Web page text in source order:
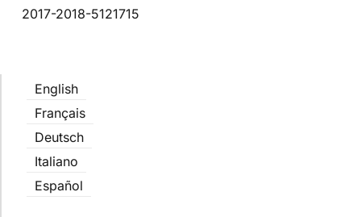
2017-2018-5121715
English
Français
Deutsch
Italiano
Español